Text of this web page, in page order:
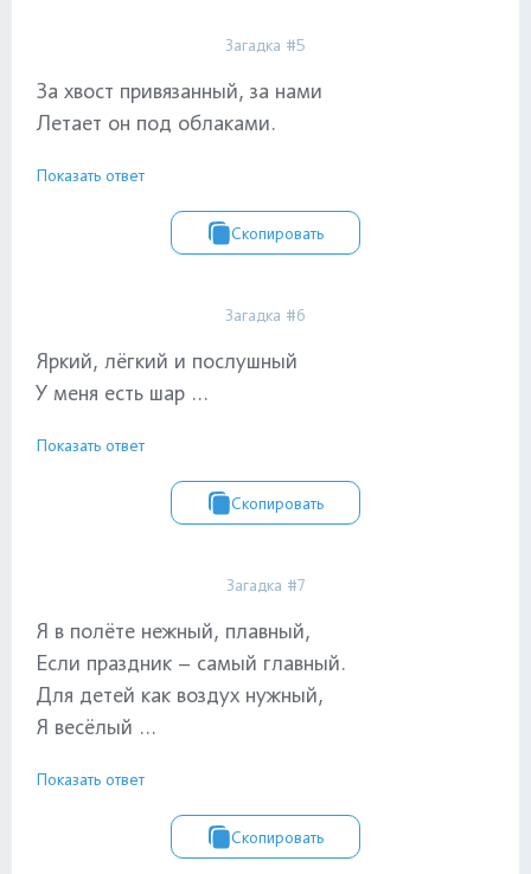
Загадка #5
За хвост привязанный, за нами
Летает он под облаками.
Показать ответ
Скопировать
Загадка #6
Яркий, лёгкий и послушный
У меня есть шар ...
Показать ответ
Скопировать
Загадка #7
Я в полёте нежный, плавный,
Если праздник – самый главный.
Для детей как воздух нужный,
Я весёлый ...
Показать ответ
Скопировать